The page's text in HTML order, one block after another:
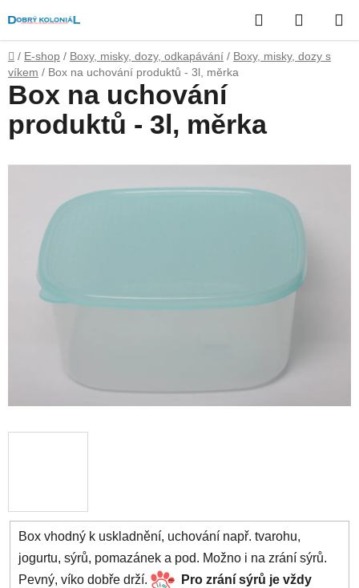
na
obsah
Hledat
KOŠÍK
Domů
/ E-shop / Boxy, misky, dozy, odkapávání / Boxy, misky, dozy s
víkem / Box na uchování produktů - 3l, měrka
Box vhodný k uskladnění, uchování např. tvarohu,
jogurtu, sýrů, pomazánek a pod. Možno i na zrání sýrů.
Pevný, víko dobře drží.
Pro zrání sýrů je vždy
Box na uchování
produktů - 3l, měrka